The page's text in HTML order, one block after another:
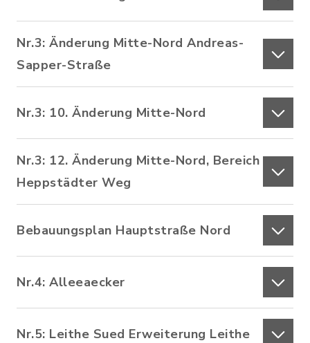
Nr.3: Änderung Mitte-Nord Andreas-
Sapper-Straße
Nr.3: 10. Änderung Mitte-Nord
Nr.3: 12. Änderung Mitte-Nord, Bereich
Heppstädter Weg
Bebauungsplan Hauptstraße Nord
Nr.4: Alleeaecker
Nr.5: Leithe Sued Erweiterung Leithe